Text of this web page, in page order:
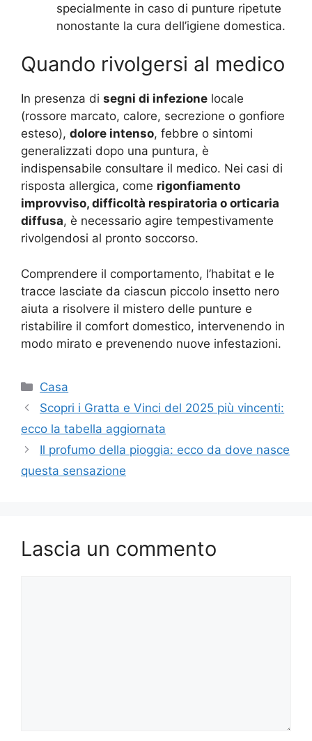
specialmente in caso di punture ripetute
nonostante la cura dell’igiene domestica.
Quando rivolgersi al medico
In presenza di segni di infezione locale
(rossore marcato, calore, secrezione o gonfiore
esteso), dolore intenso, febbre o sintomi
generalizzati dopo una puntura, è
indispensabile consultare il medico. Nei casi di
risposta allergica, come rigonfiamento
improvviso, difficoltà respiratoria o orticaria
diffusa, è necessario agire tempestivamente
rivolgendosi al pronto soccorso.
Comprendere il comportamento, l’habitat e le
tracce lasciate da ciascun piccolo insetto nero
aiuta a risolvere il mistero delle punture e
ristabilire il comfort domestico, intervenendo in
modo mirato e prevenendo nuove infestazioni.
Categorie
Casa
Scopri i Gratta e Vinci del 2025 più vincenti:
ecco la tabella aggiornata
Il profumo della pioggia: ecco da dove nasce
questa sensazione
Lascia un commento